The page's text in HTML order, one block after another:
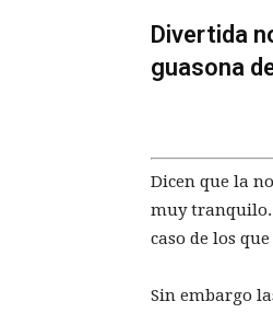
Divertida
guasona
Dicen que la
muy tranquilo.
caso de los
Sin embargo